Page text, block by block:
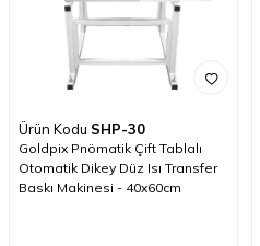
Ürün Kodu SHP-30
Goldpix Pnömatik Çift Tablalı
Otomatik Dikey Düz Isı Transfer
Baskı Makinesi - 40x60cm